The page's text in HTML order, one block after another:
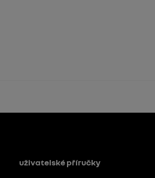
Patička
uživatelské příručky